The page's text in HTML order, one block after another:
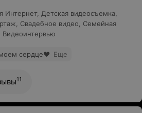
Интернет, Детская видеосъемка
Свадебное видео
Семейная
Видеоинтервью
сердце❤ Еще
11